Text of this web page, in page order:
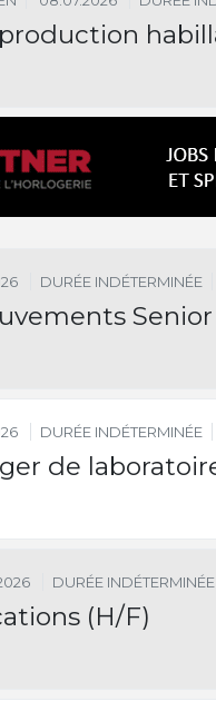
DURÉE INDÉTERMINÉE
Senior
DURÉE INDÉTERMINÉE
de
DURÉE INDÉTERMINÉE
(H/F)